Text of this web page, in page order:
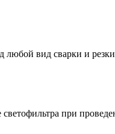
любой вид сварки и
при